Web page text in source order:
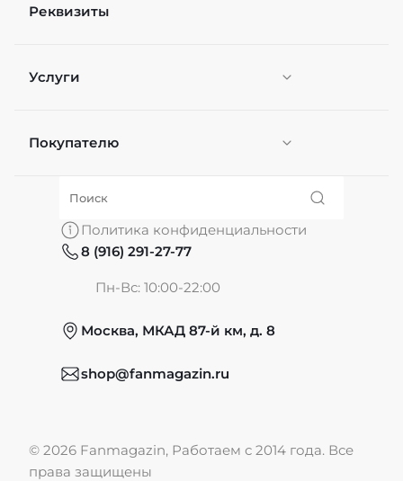
Реквизиты
Услуги
Персонификация
Покупателю
О нас
Обмен и возврат
Публичная оферта
Политика конфиденциальности
8 (916) 291-27-77
Пн-Вс: 10:00-22:00
Москва, МКАД 87-й км, д. 8
shop@fanmagazin.ru
© 2026 Fanmagazin, Работаем с 2014 года. Все
права защищены